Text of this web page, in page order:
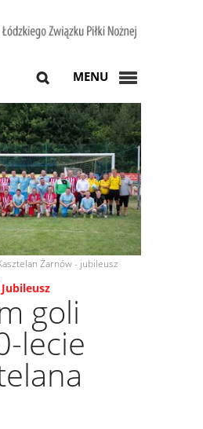
MENU
Żarnów - jubileusz
Jubileusz
goli
lecie